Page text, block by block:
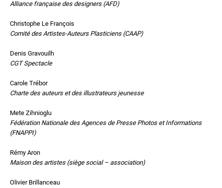
Alliance française des designers (AFD)
Christophe Le François
Comité des Artistes-Auteurs Plasticiens (CAAP)
Denis Gravouilh
CGT Spectacle
Carole Trébor
Charte des auteurs et des illustrateurs jeunesse
Mete Zihnioglu
Fédération Nationale des Agences de Presse Photos et Informations
(FNAPPI)
Rémy Aron
Maison des artistes (siège social – association)
Olivier Brillanceau